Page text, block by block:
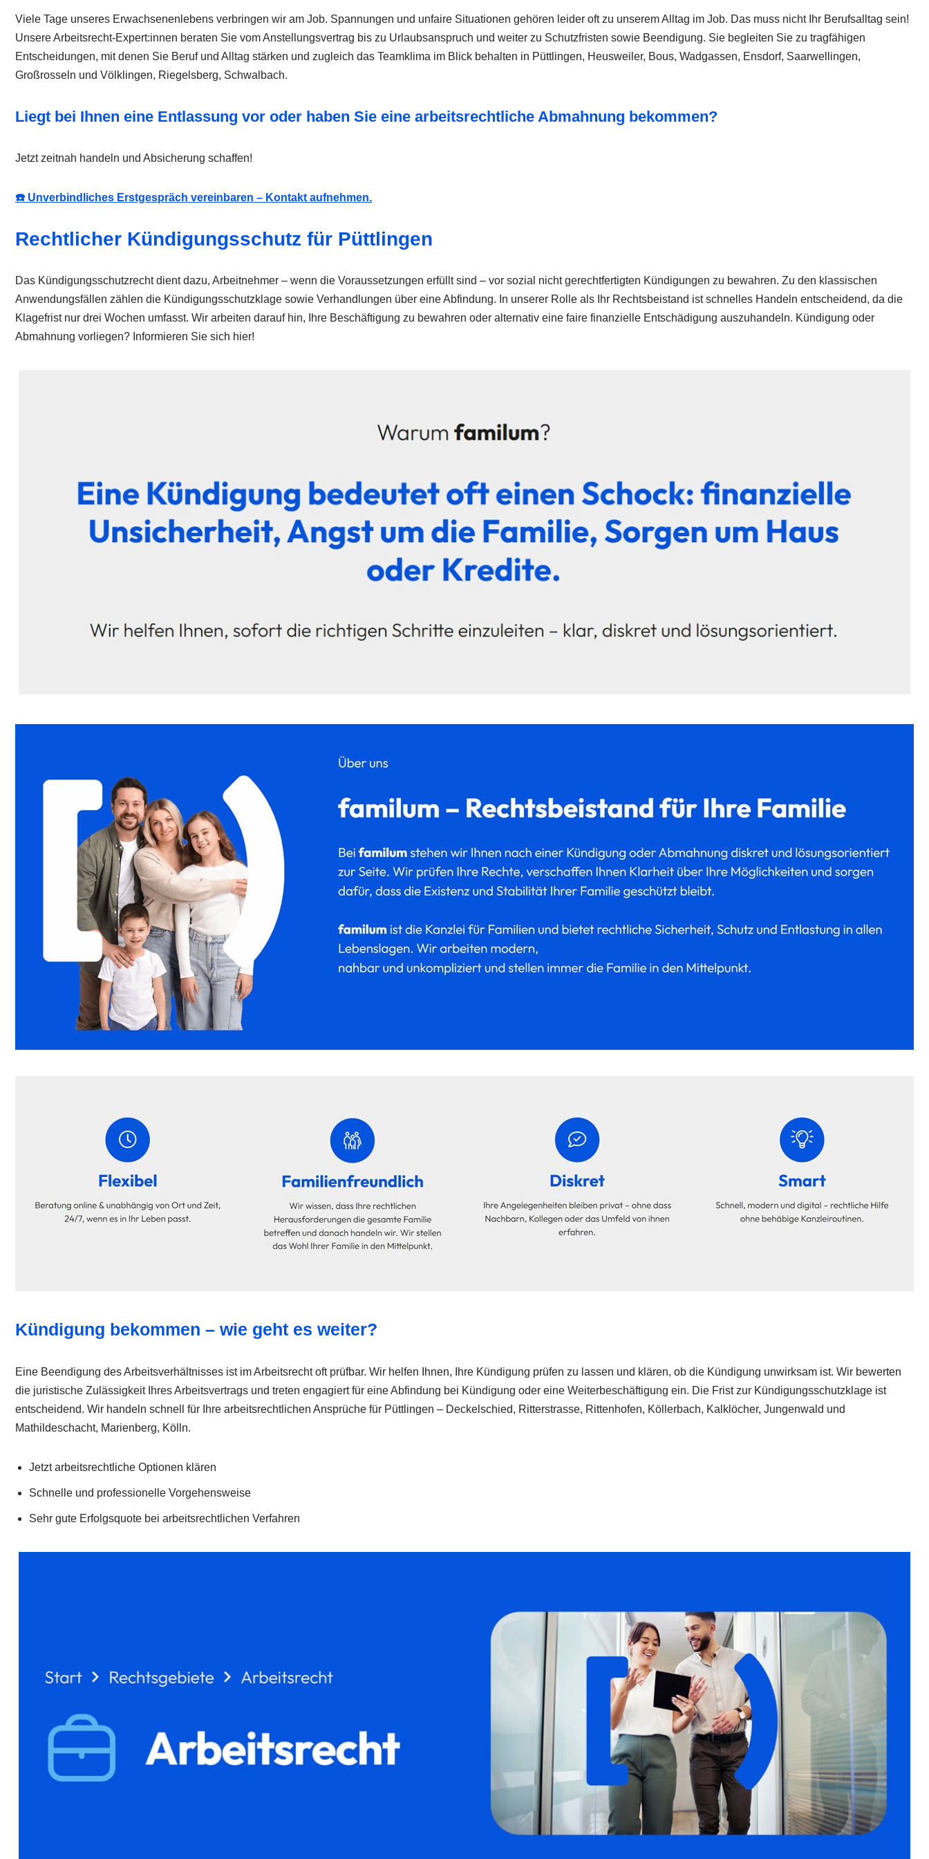
Viele Tage unseres Erwachsenenlebens verbringen wir am Job. Spannungen und unfaire Situationen gehören leider oft zu unserem Alltag im Job. Das muss nicht Ihr Berufsalltag sein!
Unsere Arbeitsrecht-Expert:innen beraten Sie vom Anstellungsvertrag bis zu Urlaubsanspruch und weiter zu Schutzfristen sowie Beendigung. Sie begleiten Sie zu tragfähigen
Entscheidungen, mit denen Sie Beruf und Alltag stärken und zugleich das Teamklima im Blick behalten in Püttlingen, Heusweiler, Bous, Wadgassen, Ensdorf, Saarwellingen,
Großrosseln und Völklingen, Riegelsberg, Schwalbach.
Liegt bei Ihnen eine Entlassung vor oder haben Sie eine arbeitsrechtliche Abmahnung bekommen?
Jetzt zeitnah handeln und Absicherung schaffen!
☎️ Unverbindliches Erstgespräch vereinbaren – Kontakt aufnehmen.
Rechtlicher Kündigungsschutz für Püttlingen
Das Kündigungsschutzrecht dient dazu, Arbeitnehmer – wenn die Voraussetzungen erfüllt sind – vor sozial nicht gerechtfertigten Kündigungen zu bewahren. Zu den klassischen
Anwendungsfällen zählen die Kündigungsschutzklage sowie Verhandlungen über eine Abfindung. In unserer Rolle als Ihr Rechtsbeistand ist schnelles Handeln entscheidend, da die
Klagefrist nur drei Wochen umfasst. Wir arbeiten darauf hin, Ihre Beschäftigung zu bewahren oder alternativ eine faire finanzielle Entschädigung auszuhandeln. Kündigung oder
Abmahnung vorliegen? Informieren Sie sich hier!
Kündigung bekommen – wie geht es weiter?
Eine Beendigung des Arbeitsverhältnisses ist im Arbeitsrecht oft prüfbar. Wir helfen Ihnen, Ihre Kündigung prüfen zu lassen und klären, ob die Kündigung unwirksam ist. Wir bewerten
die juristische Zulässigkeit Ihres Arbeitsvertrags und treten engagiert für eine Abfindung bei Kündigung oder eine Weiterbeschäftigung ein. Die Frist zur Kündigungsschutzklage ist
entscheidend. Wir handeln schnell für Ihre arbeitsrechtlichen Ansprüche für Püttlingen – Deckelschied, Ritterstrasse, Rittenhofen, Köllerbach, Kalklöcher, Jungenwald und
Mathildeschacht, Marienberg, Kölln.
Jetzt arbeitsrechtliche Optionen klären
Schnelle und professionelle Vorgehensweise
Sehr gute Erfolgsquote bei arbeitsrechtlichen Verfahren